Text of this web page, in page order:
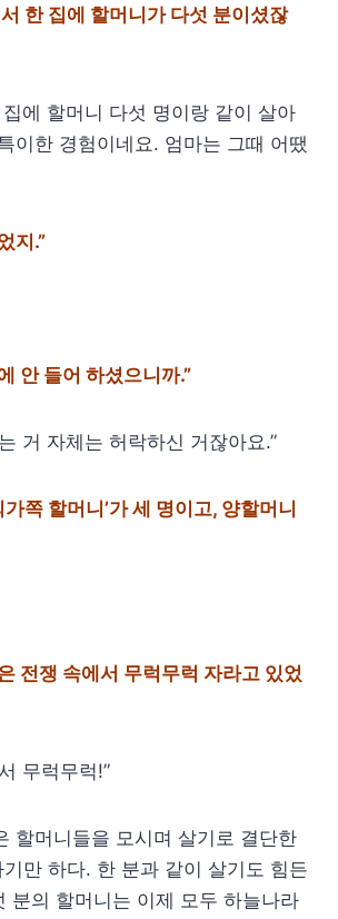
한 집에 할머니가 다섯 분이셨잖
에 할머니 다섯 명이랑 같이 살아
이한 경험이네요. 엄마는 그때 어땠
지.”
안 들어 하셨으니까.”
거 자체는 허락하신 거잖아요.”
가쪽 할머니’가 세 명이고, 양할머니
전쟁 속에서 무럭무럭 자라고 있었
무럭무럭!”
할머니들을 모시며 살기로 결단한
만 하다. 한 분과 같이 살기도 힘든
분의 할머니는 이제 모두 하늘나라